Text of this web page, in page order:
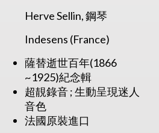
Herve Sellin, 鋼琴
Indesens (France)
薩替逝世百年(1866
~1925)紀念輯
超靚錄音 ; 生動呈現迷人
音色
法國原裝進口